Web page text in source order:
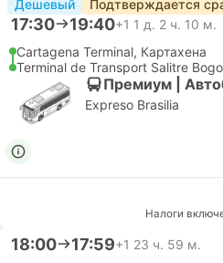
Дешевый Подтверждается
17:30 19:40+1 1 д. 2 ч. 10 м.
Cartagena Terminal, Картахена
Terminal de Transport Salitre
Премиум |
Expreso Brasilia
Налоги
18:00 17:59+1 23 ч. 59 м.